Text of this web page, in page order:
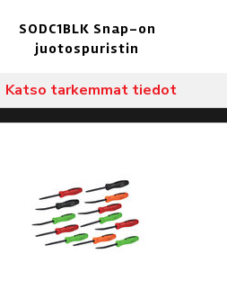
SODC1BLK Snap-on
juotospuristin
Katso tarkemmat tiedot